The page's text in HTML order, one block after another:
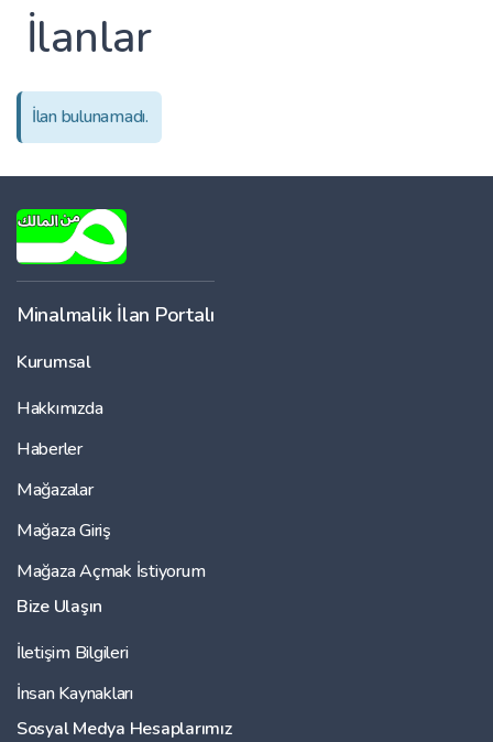
İlanlar
İlan bulunamadı.
Minalmalik İlan Portalı
Kurumsal
Hakkımızda
Haberler
Mağazalar
Mağaza Giriş
Mağaza Açmak İstiyorum
Bize Ulaşın
İletişim Bilgileri
İnsan Kaynakları
Sosyal Medya Hesaplarımız